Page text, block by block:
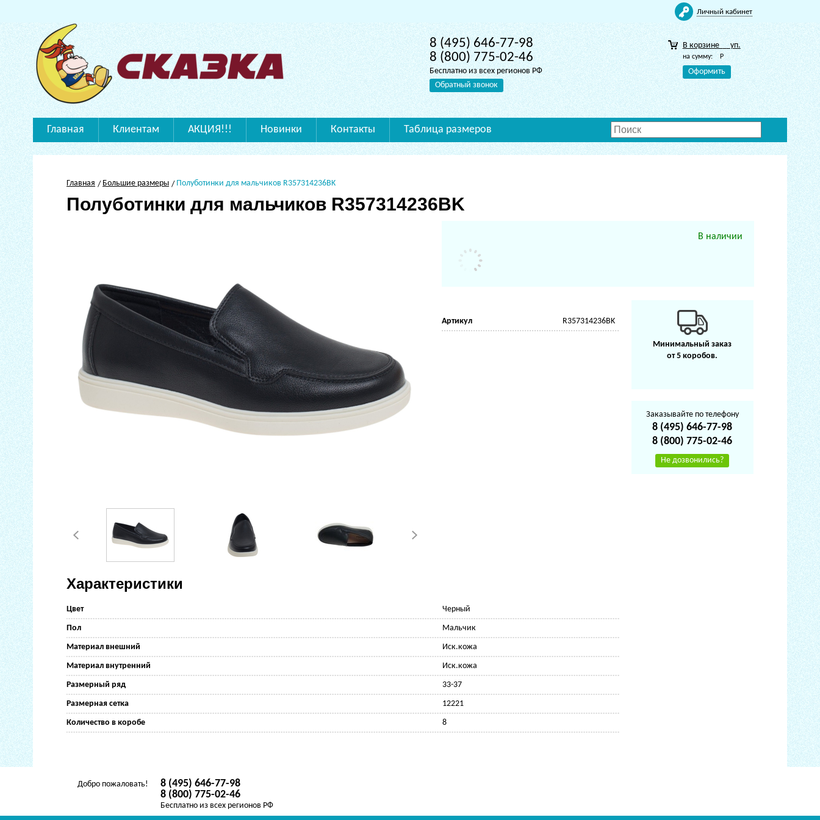
Личный кабинет
8 (495) 646-77-98
8 (800) 775-02-46
Бесплатно из всех регионов РФ
Обратный звонок
В корзине уп.
на сумму: Р
Оформить
Главная Клиентам АКЦИЯ!!! Новинки Контакты Таблица размеров
Главная Большие размеры Полуботинки для мальчиков R357314236BK
Полуботинки для мальчиков R357314236BK
В наличии
Артикул R357314236BK
Характеристики
Цвет Черный
Пол Мальчик
Материал внешний Иск.кожа
Материал внутренний Иск.кожа
Размерный ряд 33-37
Размерная сетка 12221
Количество в коробе 8
Минимальный заказ
от 5 коробов.
Заказывайте по телефону
8 (495) 646-77-98
8 (800) 775-02-46
Не дозвонились?
Добро пожаловать!
8 (495) 646-77-98
8 (800) 775-02-46
Бесплатно из всех регионов РФ